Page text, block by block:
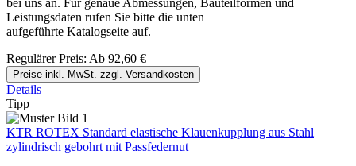
bei uns an. Für genaue Abmessungen, Bauteilformen und
Leistungsdaten rufen Sie bitte die unten
aufgeführte Katalogseite auf.
Regulärer Preis: Ab 92,60 €
Preise inkl. MwSt. zzgl. Versandkosten
Details
Tipp
KTR ROTEX Standard elastische Klauenkupplung aus Stahl
zylindrisch gebohrt mit Passfedernut